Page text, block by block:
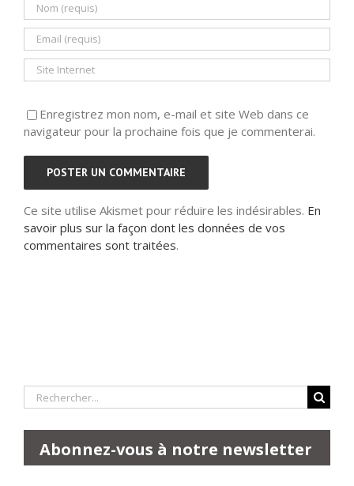
Enregistrez mon nom, e-mail et site Web dans ce
navigateur pour la prochaine fois que je commenterai.
Ce site utilise Akismet pour réduire les indésirables. En
savoir plus sur la façon dont les données de vos
commentaires sont traitées.
Rechercher:
Abonnez-vous à notre newsletter